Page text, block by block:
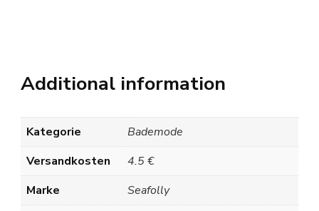
Additional information
Kategorie
Bademode
Versandkosten
4.5 €
Marke
Seafolly